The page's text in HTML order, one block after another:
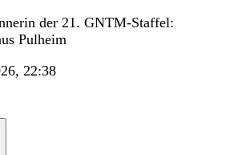
der 21. GNTM-Staffel:
Pulheim
22:38